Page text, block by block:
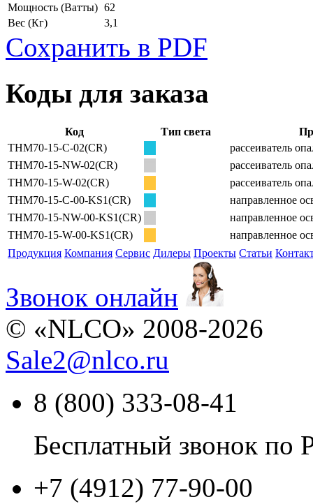
Мощность (Ватты) 62
Вес (Кг) 3,1
Сохранить в PDF
Коды для заказа
Код Тип света
THM70-15-C-02(CR)
рассеиватель
THM70-15-NW-02(CR)
рассеиватель
THM70-15-W-02(CR)
рассеиватель
THM70-15-C-00-KS1(CR)
направленное
THM70-15-NW-00-KS1(CR)
направленное
THM70-15-W-00-KS1(CR)
направленное
Продукция Компания Сервис Дилеры Проекты Статьи
Звонок онлайн
© «NLCO» 2008-2026
Sale2@nlco.ru
8 (800) 333-08-41
Бесплатный звонок по
+7 (4912) 77-90-00